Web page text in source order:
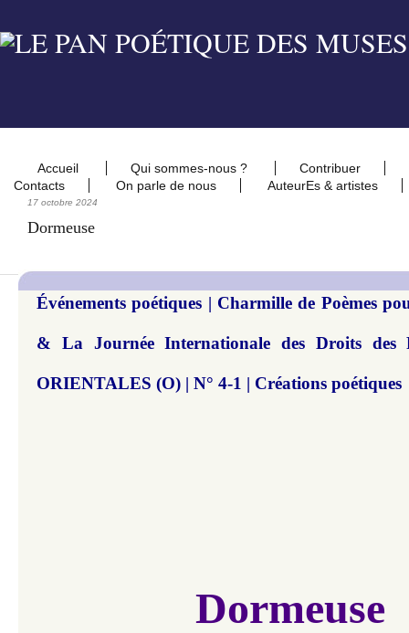
Accueil Qui sommes-nous ?
Contribuer
Contacts
On parle de nous AuteurEs & artistes
17 octobre 2024
Dormeuse
Événements poétiques | Charmille de Poèmes
& La Journée Internationale des Droits
ORIENTALES (O) | N° 4-1 | Créations poétiques
Dormeuse